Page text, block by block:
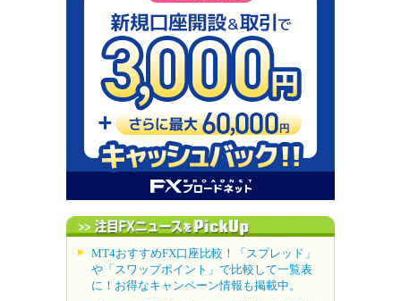
MT4おすすめFX口座比較！「スプレッド」
や「スワップポイント」で比較して一覧表
に！お得なキャンペーン情報も掲載中。